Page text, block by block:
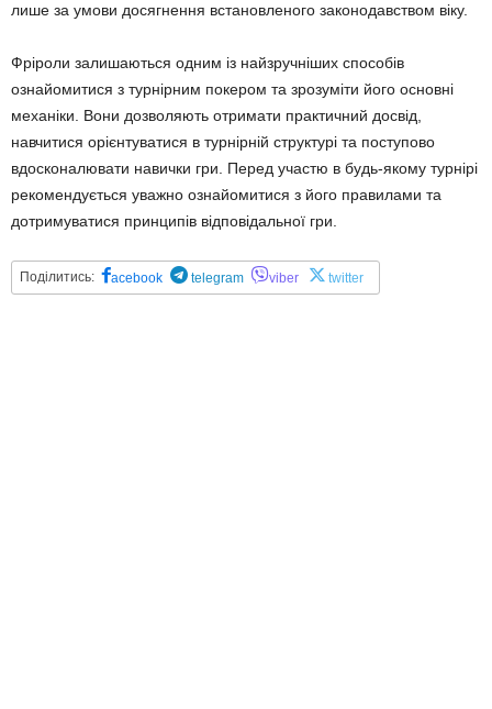
лише за умови досягнення встановленого законодавством віку.
Фріроли залишаються одним із найзручніших способів
ознайомитися з турнірним покером та зрозуміти його основні
механіки. Вони дозволяють отримати практичний досвід,
навчитися орієнтуватися в турнірній структурі та поступово
вдосконалювати навички гри. Перед участю в будь-якому турнірі
рекомендується уважно ознайомитися з його правилами та
дотримуватися принципів відповідальної гри.
Поділитись: acebook telegram viber twitter